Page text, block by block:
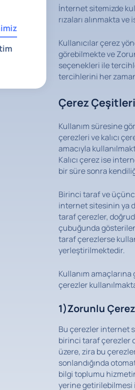
İnternet sitemizde
rızaları alınmakta
Kullanıcılar çerez
görebilmekte ve
seçenekleri ile
tercihlerini her
Çerez Çeşitleri
Kullanım süresine
çerezleri ve kalıcı
amacıyla
Kalıcı çerez ise
bir süre sonra
Birinci taraf ve
internet sitesinin ya
taraf çerezler,
çubuğunda
taraf çerezlerse
yerleştirilmektedir.
Kullanım
çerezler
1)Zorunlu
Bu çerezler internet
birinci taraf çerezler
üzere, zira bu
sonlandığında
bilgi toplumu
yerine getirilebilmesi